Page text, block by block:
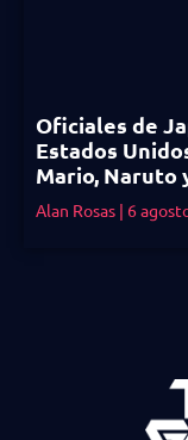
Oficiales de
Estados
Mario, Naruto
Alan Rosas 6